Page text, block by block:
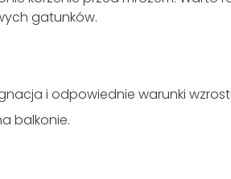
gatunków.
i odpowiednie warunki
balkonie.